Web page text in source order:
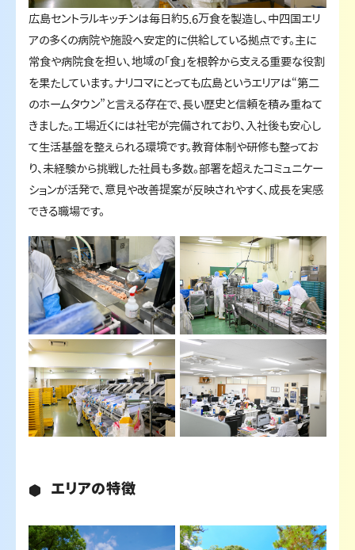
広島セントラルキッチンは毎日約5.6万食を製造し、中四国エリ
アの多くの病院や施設へ安定的に供給している拠点です。主に
常食や病院食を担い、地域の「食」を根幹から支える重要な役割
を果たしています。ナリコマにとっても広島というエリアは“第二
のホームタウン”と言える存在で、長い歴史と信頼を積み重ねて
きました。工場近くには社宅が完備されており、入社後も安心し
て生活基盤を整えられる環境です。教育体制や研修も整ってお
り、未経験から挑戦した社員も多数。部署を超えたコミュニケー
ションが活発で、意見や改善提案が反映されやすく、成長を実感
できる職場です。
エリアの特徴